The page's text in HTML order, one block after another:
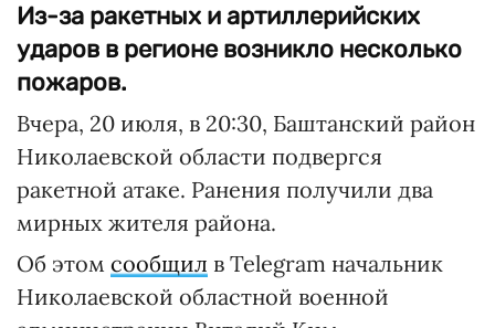
Из-за ракетных и артиллерийских
ударов в регионе возникло несколько
пожаров.
Вчера, 20 июля, в 20:30, Баштанский район
Николаевской области подвергся
ракетной атаке. Ранения получили два
мирных жителя района.
Об этом сообщил в Telegram начальник
Николаевской областной военной